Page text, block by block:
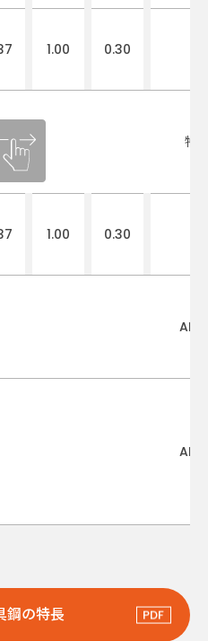
1.00 0.30
特
1.00 0.30
鋼の特長